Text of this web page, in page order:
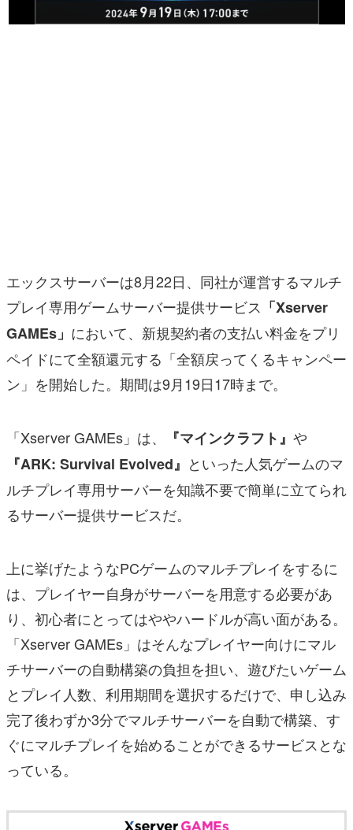
なんでゲームは面白い？
アプリレビュー
その他
電ファミニコゲーマーとは？
運営：株式会社マレ
エックスサーバーは8月22日、同社が運営するマルチ
プレイ専用ゲームサーバー提供サービス 「Xserver
GAMEs」 において、新規契約者の支払い料金をプリ
ペイドにて全額還元する「全額戻ってくるキャンペー
ン」を開始した。期間は9月19日17時まで。
「Xserver GAMEs」は、 『マインクラフト』 や
『ARK: Survival Evolved』 といった人気ゲームのマ
ルチプレイ専用サーバーを知識不要で簡単に立てられ
るサーバー提供サービスだ。
上に挙げたようなPCゲームのマルチプレイをするに
は、プレイヤー自身がサーバーを用意する必要があ
り、初心者にとってはややハードルが高い面がある。
「Xserver GAMEs」はそんなプレイヤー向けにマル
チサーバーの自動構築の負担を担い、遊びたいゲーム
とプレイ人数、利用期間を選択するだけで、申し込み
完了後わずか3分でマルチサーバーを自動で構築、す
ぐにマルチプレイを始めることができるサービスとな
っている。